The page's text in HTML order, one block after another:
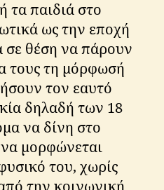
τα παιδιά στο
ως την εποχή
σε θέση να πάρουν
τους τη μόρφωσή
τον εαυτό
δηλαδή των 18
να δίνη στο
μορφώνεται
του, χωρίς
την κοινωνική